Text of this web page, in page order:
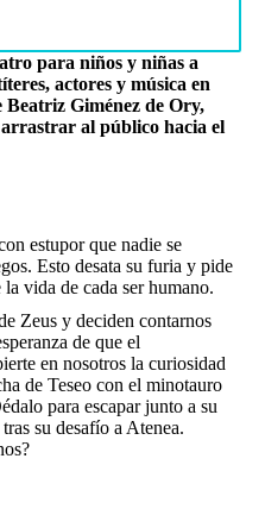
para niños y niñas a
actores y música en
Beatriz Giménez de Ory,
al público hacia el
estupor que nadie se
Esto desata su furia y pide
vida de cada ser humano.
Zeus y deciden contarnos
de que el
en nosotros la curiosidad
de Teseo con el minotauro
para escapar junto a su
su desafío a Atenea.